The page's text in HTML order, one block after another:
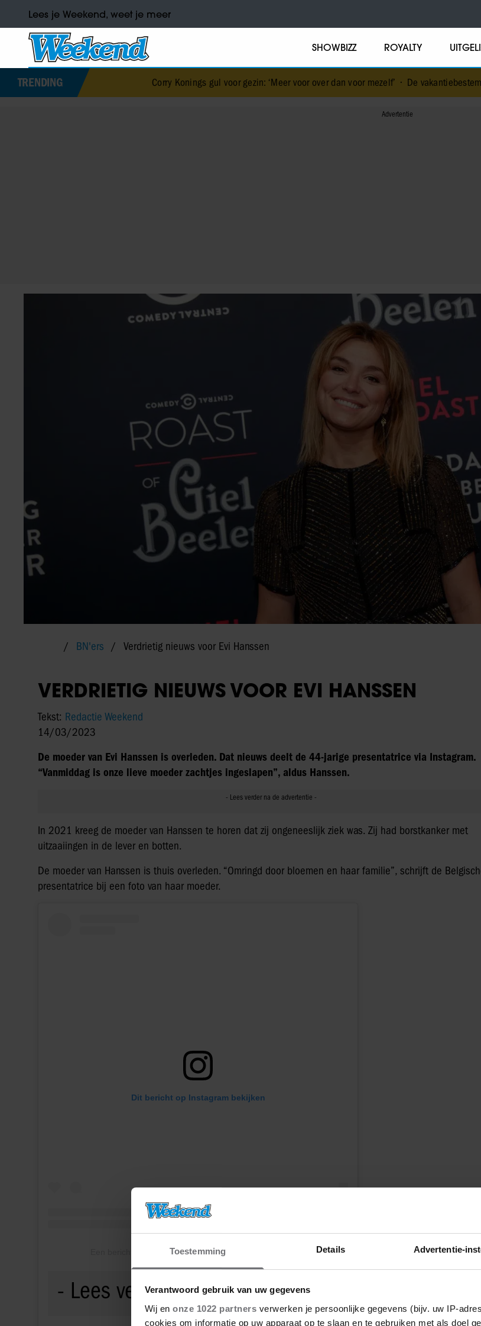
Toestemming Details Advertentie-
Verantwoord gebruik van uw gegevens
Wij en onze 1022 partners verwerken je persoonlijke gegevens (bijv. uw IP-
cookies om informatie op uw apparaat op te slaan en te gebruiken met als doel
Lees je Weekend, weet je meer
SHOWBIZZ ROYALTY
TRENDING Corry Konings gul voor gezin: ‘Meer voor over dan voor mezelf’•De vakantiebestemming van…
BN'ers Verdrietig nieuws voor Evi Hanssen
VERDRIETIG NIEUWS VOOR EVI HANSSEN
Tekst: Redactie Weekend
14/03/2023
De moeder van Evi Hanssen is overleden. Dat nieuws deelt de 44-jarige presentatrice via Instagram.
“Vanmiddag is onze lieve moeder zachtjes ingeslapen”, aldus Hanssen.
In 2021 kreeg de moeder van Hanssen te horen dat zij ongeneeslijk ziek was. Zij had borstkanker met
uitzaaiingen in de lever en botten.
De moeder van Hanssen is thuis overleden. “Omringd door bloemen en haar familie”, schrijft de
presentatrice bij een foto van haar moeder.
Dit bericht op Instagram bekijken
Een bericht gedeeld door Evi Hanssen (@evihanssen)